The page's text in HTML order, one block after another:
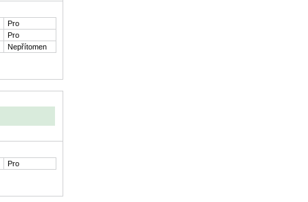
Pro
Pro
Nepřítomen
Pro